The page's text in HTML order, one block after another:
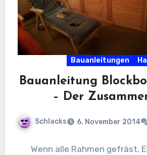
Bauanleitungen
Bauanleitung
– Der
Schlacks 6. November 2014
Wenn alle Rahmen gefräst,